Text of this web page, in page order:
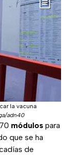
la vacuna
adn40
módulos para
que se ha
de